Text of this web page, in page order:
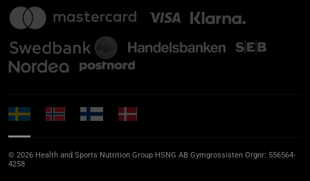
© 2026 Health and Sports Nutrition Group HSNG AB Gymgrossisten Orgnr: 556564-
4258